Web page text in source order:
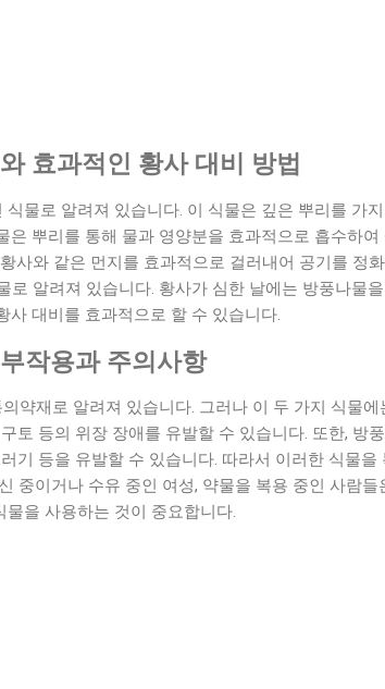
효과적인 황사 대비 방법
물로 알려져 있습니다. 이 식물은 깊은 뿌리를 가
은 뿌리를 통해 물과 영양분을 효과적으로 흡수하
사와 같은 먼지를 효과적으로 걸러내어 공기를 정
로 알려져 있습니다. 황사가 심한 날에는 방풍나물
사 대비를 효과적으로 할 수 있습니다.
작용과 주의사항
약재로 알려져 있습니다. 그러나 이 두 가지 식물
토 등의 위장 장애를 유발할 수 있습니다. 또한, 방
기 등을 유발할 수 있습니다. 따라서 이러한 식물
중이거나 수유 중인 여성, 약물을 복용 중인 사람
을 사용하는 것이 중요합니다.